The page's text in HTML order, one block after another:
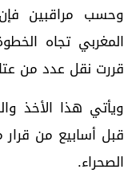
وحسب مراقبين
المغربي تجاه
قررت نقل عدد من
ويأتي هذا الأخذ
قبل أسابيع من
الصحراء.